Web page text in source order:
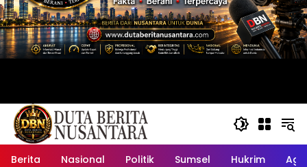
Berita Nasional Politik Sumsel Hukrim